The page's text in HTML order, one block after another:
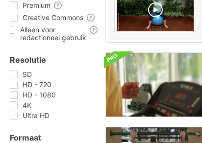
Premium
Creative Commons
Alleen voor
redactioneel gebruik
Resolutie
SD
HD - 720
HD - 1080
4K
Ultra HD
Formaat